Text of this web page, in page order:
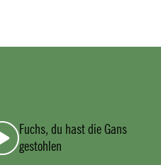
Fuchs, du hast die Gans
gestohlen